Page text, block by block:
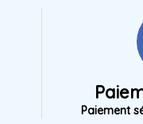
Paiement